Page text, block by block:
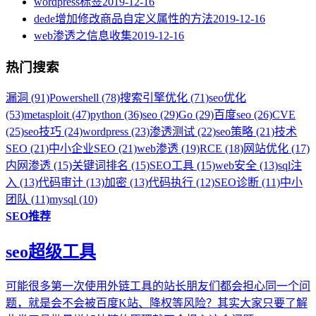
dede增加修改商品自定义属性的方法2019-12-16
web渗透之信息收集2019-12-16
热门搜索
漏洞 (91)Powershell (78)搜索引擎优化 (71)seo优化
(53)metasploit (47)python (36)seo (29)Go (29)百度seo (26)CVE
(25)seo技巧 (24)wordpress (23)渗透测试 (22)seo策略 (21)技术
SEO (21)中小企业SEO (21)web渗透 (19)RCE (18)网站优化 (17)
内网渗透 (15)关键词排名 (15)SEO工具 (15)web安全 (13)sql注
入 (13)代码审计 (13)加密 (13)代码执行 (12)SEO诊断 (11)中小
团队 (11)mysql (10)
SEO推荐
seo超级工具
可能很多第一次使用外链工具的站长朋友们都会担心同一个问
题，就是会不会被百度K站、降权等风险？其实大家只要了解